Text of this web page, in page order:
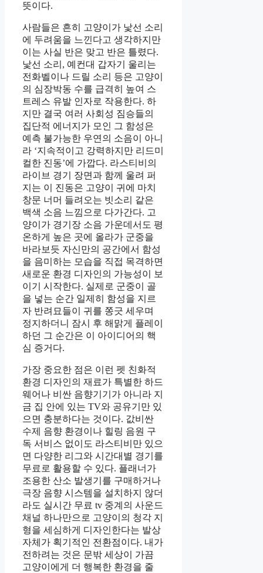
뜻이다.
사람들은 흔히 고양이가 낯선 소리
에 두려움을 느낀다고 생각하지만
이는 사실 반은 맞고 반은 틀렸다.
낯선 소리, 예컨대 갑자기 울리는
전화벨이나 드릴 소리 등은 고양이
의 심장박동 수를 급격히 높여 스
트레스 유발 인자로 작용한다. 하
지만 결국 여러 사회성 짐승들의
집단적 에너지가 모인 그 함성은
예측 불가능한 우연의 소음이 아니
라 ‘지속적이고 강력하지만 리드미
컬한 진동’에 가깝다. 라스티비의
라이브 경기 장면과 함께 울려 퍼
지는 이 진동은 고양이 귀에 마치
창문 너머 들려오는 빗소리 같은
백색 소음 느낌으로 다가간다. 고
양이가 경기장 소음 가운데서도 평
온하게 높은 곳에 올라가 군중을
바라보듯 자신만의 공간에서 함성
을 음미하는 모습을 직접 목격하면
새로운 환경 디자인의 가능성이 보
이기 시작한다. 실제로 군중이 골
을 넣는 순간 일제히 함성을 지르
자 반려묘들이 귀를 쫑긋 세우며
정지하더니 잠시 후 해맑게 플레이
하던 그 순간은 이 아이디어의 핵
심 증거다.
가장 중요한 점은 이런 펫 친화적
환경 디자인의 재료가 특별한 하드
웨어나 비싼 음향기기가 아니라 지
금 집 안에 있는 TV와 공유기만 있
으면 충분하다는 것이다. 값비싼
수제 음향 환경이나 힐링 음원 구
독 서비스 없이도 라스티비만 있으
면 다양한 리그와 시간대별 경기를
무료로 활용할 수 있다. 플래너가
조용한 산소 발생기를 구매하거나
극장 음향 시스템을 설치하지 않더
라도 실시간 무료 tv 중계의 사운드
채널 하나만으로 고양이의 청각 지
형을 세심하게 디자인한다는 발상
자체가 획기적인 전환점이다. 내가
전하려는 것은 문밖 세상이 가끔
고양이에게 더 행복한 환경을 줄